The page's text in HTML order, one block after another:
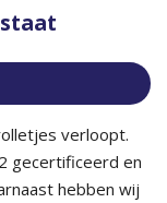
verloopt.
gecertificeerd en
hebben wij